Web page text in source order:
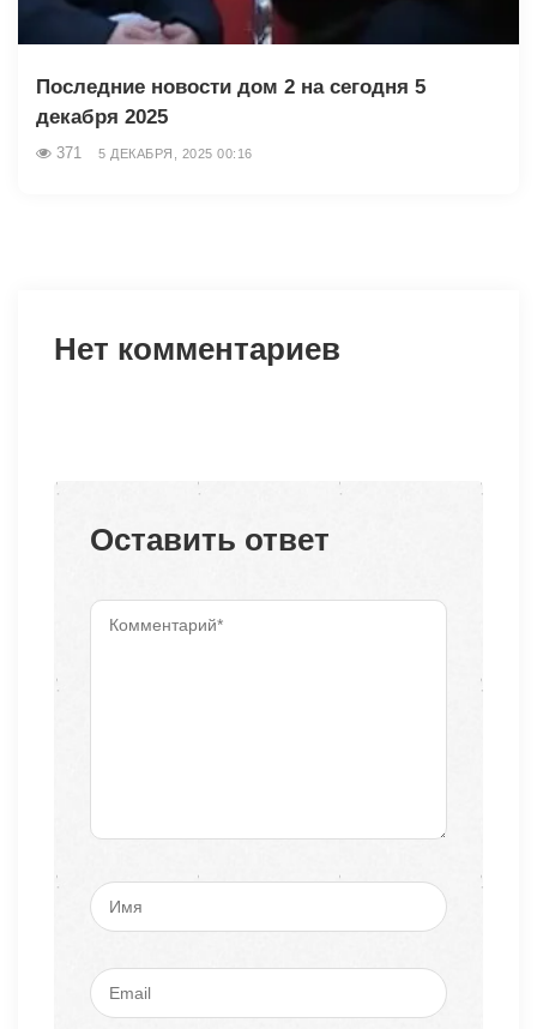
Последние новости дом 2 на сегодня 5
декабря 2025
371 5 ДЕКАБРЯ, 2025 00:16
Нет комментариев
Оставить ответ